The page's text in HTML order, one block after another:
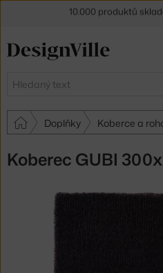
Hledat
Doplňky Koberce a
Koberec GUBI
30 dní na